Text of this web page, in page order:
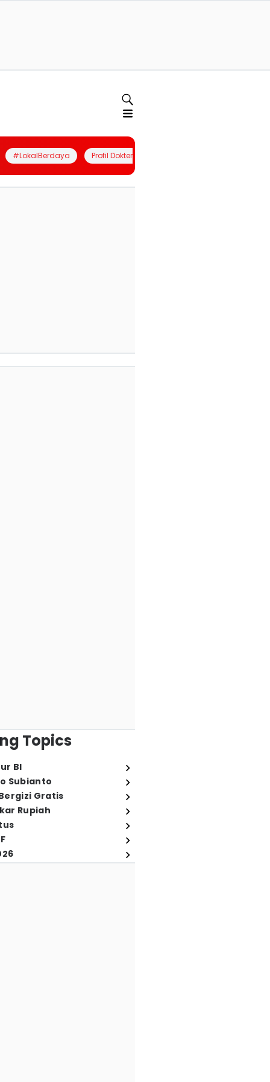
#LokalBerdaya Profil Dokter
Topics
BI
Subianto
Gratis
Rupiah